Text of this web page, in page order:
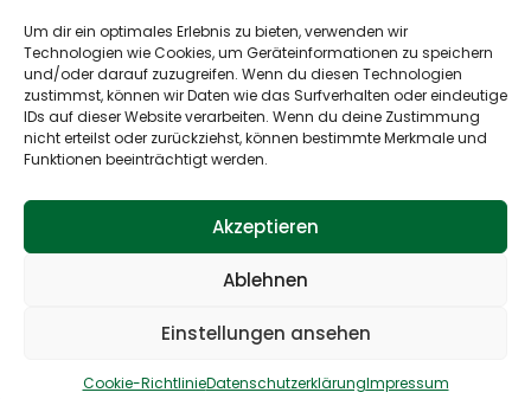
Um dir ein optimales Erlebnis zu bieten, verwenden wir
Technologien wie Cookies, um Geräteinformationen zu speichern
und/oder darauf zuzugreifen. Wenn du diesen Technologien
zustimmst, können wir Daten wie das Surfverhalten oder eindeutige
IDs auf dieser Website verarbeiten. Wenn du deine Zustimmung
nicht erteilst oder zurückziehst, können bestimmte Merkmale und
Funktionen beeinträchtigt werden.
Akzeptieren
Ablehnen
Einstellungen ansehen
Cookie-RichtlinieDatenschutzerklärungImpressum
Impressum
Datenschutz
Reserved. Design by Kristina Wätzel